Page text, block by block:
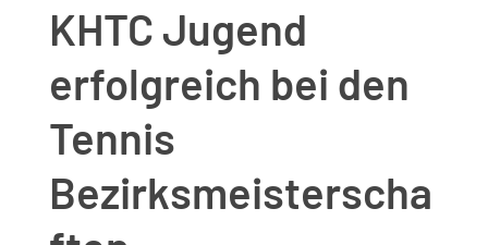
KHTC Jugend
erfolgreich bei den
Tennis
Bezirksmeisterscha